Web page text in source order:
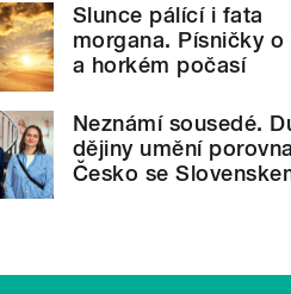
Slunce pálící i fata
morgana. Písničky o
a horkém počasí
Neznámí sousedé.
dějiny umění
Česko se